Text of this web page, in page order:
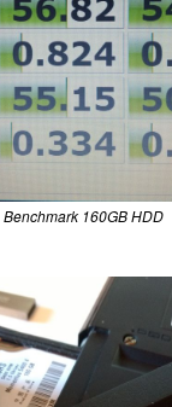
Benchmark 160GB HDD